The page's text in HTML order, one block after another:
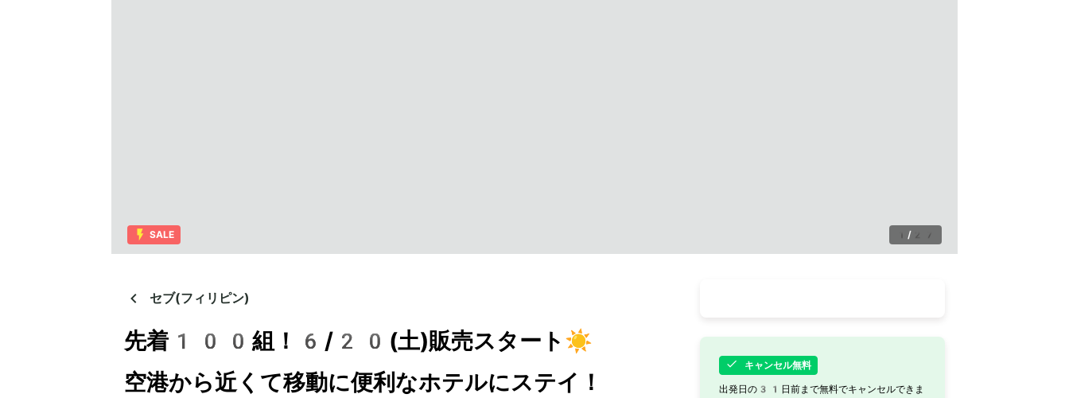
1 / 27
SALE
セブ(フィリピン)
先着100組！6/20(土)販売スタート☀️
空港から近くて移動に便利なホテルにステイ！
キャンセル無料
出発日の31日前まで無料でキャンセルできま